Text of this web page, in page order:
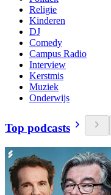
Religie
Kinderen
DJ
Comedy
Campus Radio
Interview
Kerstmis
Muziek
Onderwijs
Top podcasts